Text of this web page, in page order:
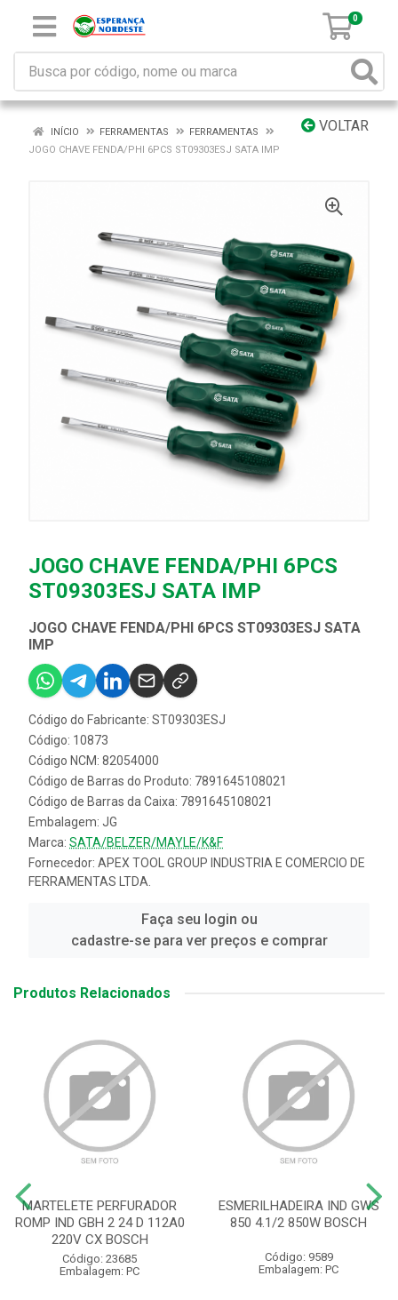
0
VOLTAR
INÍCIO FERRAMENTAS
FERRAMENTAS
JOGO CHAVE FENDA/PHI 6PCS ST09303ESJ SATA IMP
JOGO CHAVE FENDA/PHI 6PCS
ST09303ESJ SATA IMP
JOGO CHAVE FENDA/PHI 6PCS ST09303ESJ SATA
IMP
Código do Fabricante: ST09303ESJ
Código: 10873
Código NCM: 82054000
Código de Barras do Produto: 7891645108021
Código de Barras da Caixa: 7891645108021
Embalagem: JG
Marca: SATA/BELZER/MAYLE/K&F
Fornecedor: APEX TOOL GROUP INDUSTRIA E COMERCIO DE
FERRAMENTAS LTDA.
Faça seu login ou
cadastre-se para ver preços e comprar
Produtos Relacionados
MARTELETE PERFURADOR
ROMP IND GBH 2 24 D 112A0
220V CX BOSCH
Código: 23685
Embalagem: PC
ESMERILHADEIRA IND GWS
850 4.1/2 850W BOSCH
Código: 9589
Embalagem: PC